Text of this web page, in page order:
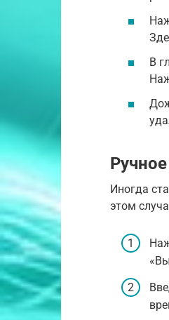
В
Иногда
этом